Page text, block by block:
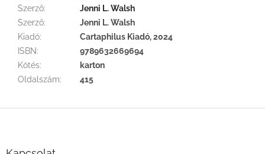
Szerző:
Jenni L. Walsh
Szerző:
Jenni L. Walsh
Kiadó:
Cartaphilus Kiadó, 2024
ISBN:
9789632669694
Kötés:
karton
Oldalszám: 415